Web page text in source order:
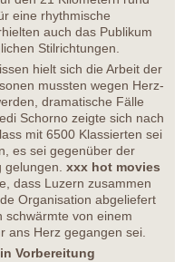
eine rhythmische
auch das Publikum
Stilrichtungen.
hielt sich die Arbeit der
mussten wegen Herz-
dramatische Fälle
Schorno zeigte sich nach
mit 6500 Klassierten sei
es sei gegenüber der
gelungen. xxx hot movies
dass Luzern zusammen
Organisation abgeliefert
schwärmte von einem
ans Herz gegangen sei.
Vorbereitung